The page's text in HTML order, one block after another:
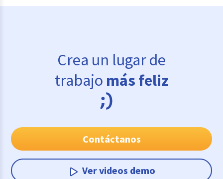
Crea un lugar de
trabajo más feliz
Contáctanos
Ver videos demo